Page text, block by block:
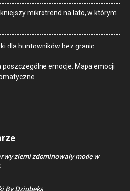
mikrotrend na lato, w którym
dla buntowników bez granic
poszczególne emocje. Mapa emocji
ziemi zdominowały modę w
By Dziubeka